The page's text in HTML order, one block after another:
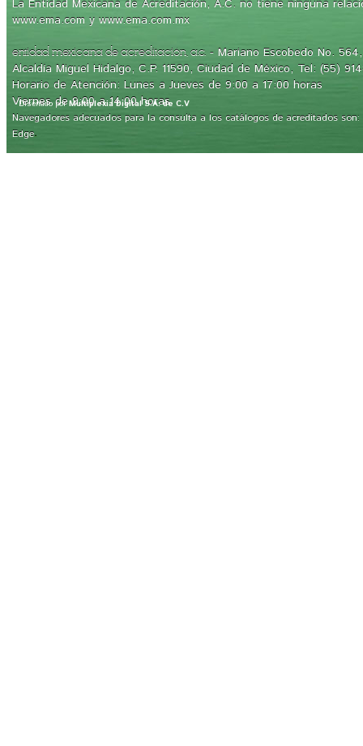
La Entidad Mexicana de Acreditación, A.C. no tiene ninguna
www.ema.com y www.ema.com.mx
entidad mexicana de acreditación, a.c. - Mariano Escobedo No.
Alcaldía Miguel Hidalgo, C.P. 11590, Ciudad de México, Tel: (55)
Horario de Atención: Lunes a Jueves de 9:00 a 17:00 horas
Viernes de 9:00 a 14:00 horas
Navegadores adecuados para la consulta a los catálogos de acreditados
Edge.
Diseñado porMultiplexia Digital S.A. de C.V